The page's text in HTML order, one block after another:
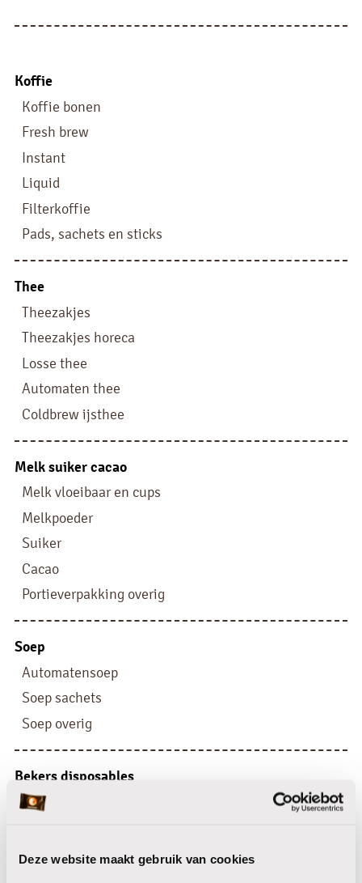
Deze website maakt gebruik van cookies
Koffie
Koffie bonen
Fresh brew
Instant
Liquid
Filterkoffie
Pads, sachets en sticks
Thee
Theezakjes
Theezakjes horeca
Losse thee
Automaten thee
Coldbrew ijsthee
Melk suiker cacao
Melk vloeibaar en cups
Melkpoeder
Suiker
Cacao
Portieverpakking overig
Soep
Automatensoep
Soep sachets
Soep overig
Bekers disposables
Bekers karton
Disposables